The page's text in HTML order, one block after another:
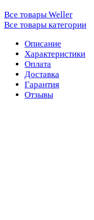
Все товары Weller
Все товары категории
Описание
Характеристики
Оплата
Доставка
Гарантия
Отзывы